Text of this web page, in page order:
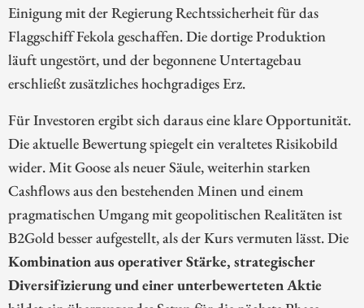
Einigung mit der Regierung Rechtssicherheit für das
Flaggschiff Fekola geschaffen. Die dortige Produktion
läuft ungestört, und der begonnene Untertagebau
erschließt zusätzliches hochgradiges Erz.
Für Investoren ergibt sich daraus eine klare Opportunität.
Die aktuelle Bewertung spiegelt ein veraltetes Risikobild
wider. Mit Goose als neuer Säule, weiterhin starken
Cashflows aus den bestehenden Minen und einem
pragmatischen Umgang mit geopolitischen Realitäten ist
B2Gold besser aufgestellt, als der Kurs vermuten lässt. Die
Kombination aus operativer Stärke, strategischer
Diversifizierung und einer unterbewerteten Aktie